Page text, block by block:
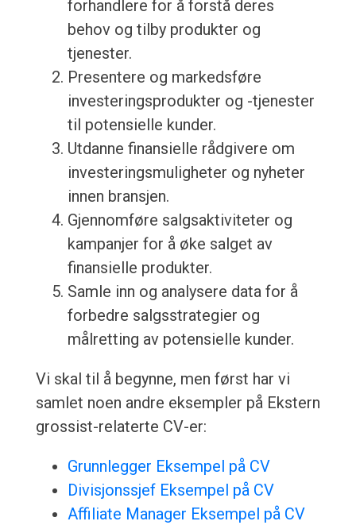
forhandlere for å forstå deres
behov og tilby produkter og
tjenester.
Presentere og markedsføre
investeringsprodukter og -tjenester
til potensielle kunder.
Utdanne finansielle rådgivere om
investeringsmuligheter og nyheter
innen bransjen.
Gjennomføre salgsaktiviteter og
kampanjer for å øke salget av
finansielle produkter.
Samle inn og analysere data for å
forbedre salgsstrategier og
målretting av potensielle kunder.
Vi skal til å begynne, men først har vi
samlet noen andre eksempler på Ekstern
grossist-relaterte CV-er:
Grunnlegger Eksempel på CV
Divisjonssjef Eksempel på CV
Affiliate Manager Eksempel på CV